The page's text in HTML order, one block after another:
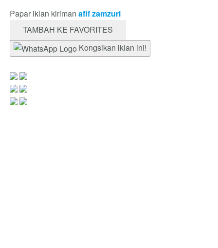
Papar iklan kiriman afif zamzuri
TAMBAH KE FAVORITES
Kongsikan iklan ini!